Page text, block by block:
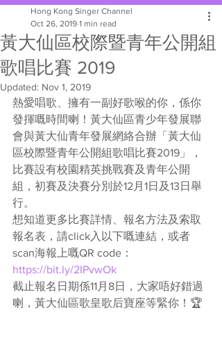
黃大仙區校際暨青年公開組
歌唱比賽 2019
Hong Kong Singer Channel
Oct 26, 2019 1 min read
Updated: Nov 1, 2019
熱愛唱歌、擁有一副好歌喉的你，係你
發揮嘅時間喇！黃大仙區青少年發展聯
會與黃大仙青年發展網絡合辦「黃大仙
區校際暨青年公開組歌唱比賽2019」，
比賽設有校園精英挑戰賽及青年公開
組，初賽及決賽分別於12月1日及13日舉
行。
想知道更多比賽詳情、報名方法及索取
報名表，請click入以下嘅連結，或者
scan海報上嘅QR code：
https://bit.ly/2IPvwOk
截止報名日期係11月8日，大家唔好錯過
喇，黃大仙區歌皇歌后寶座等緊你！🏆